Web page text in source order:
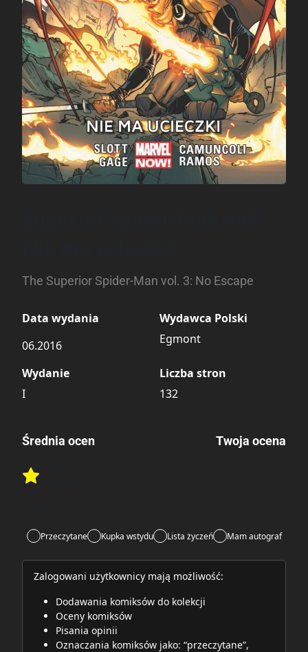
The Superior Spider-Man vol. 3: No Escape
Data wydania
06.2016
Wydawca Polski
Egmont
Wydanie
I
Liczba stron
132
Średnia ocen
Rate this item:
Twoja ocena
Przeczytane Kupka wstydu Lista życzeń Mam autograf
Zalogowani użytkownicy mają możliwość:
Dodawania komiksów do kolekcji
Oceny komiksów
Pisania opinii
Oznaczania komiksów jako: “przeczytane”,